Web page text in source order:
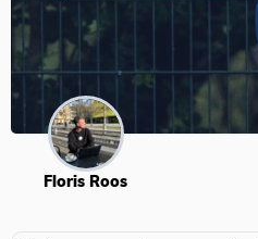
Floris Roos